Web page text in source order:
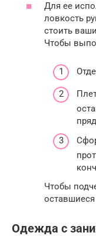
Для ее
ловкость
стоить
Чтобы
Чтобы
Одежда с